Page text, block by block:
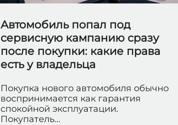
Автомобиль попал под
сервисную кампанию сразу
после покупки: какие права
есть у владельца
Покупка нового автомобиля обычно
воспринимается как гарантия
спокойной эксплуатации.
Покупатель...